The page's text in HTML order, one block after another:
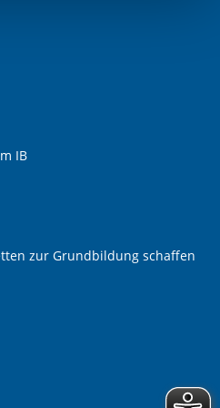
daher unabhängig von einer
anzeigen
IB
zur Grundbildung schaffen